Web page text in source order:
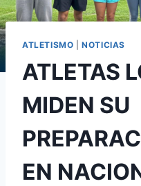
ATLETISMO |NOTICIAS
ATLETAS
MIDEN SU
EN